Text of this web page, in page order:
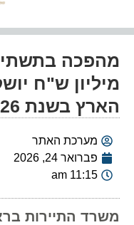
מיליון ש"ח
הארץ בשנת 2026
מערכת האתר
פברואר 24, 2026
11:15 am
משרד התיירות